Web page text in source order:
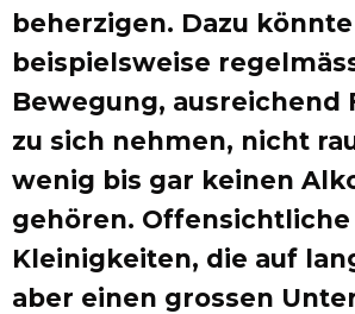
beherzigen. Dazu könnte
beispielsweise
Bewegung, ausreichend
zu sich nehmen, nicht
wenig bis gar keinen
gehören. Offensichtliche
Kleinigkeiten, die auf
aber einen grossen